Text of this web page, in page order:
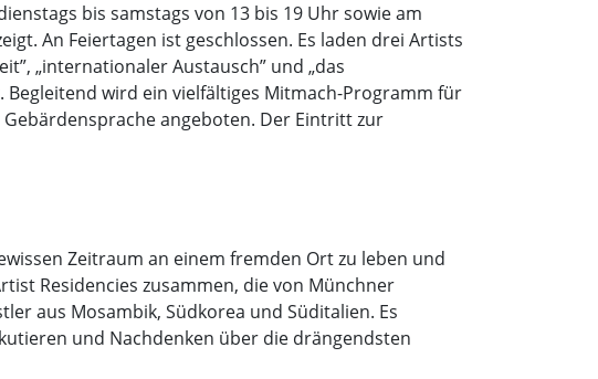
bis samstags von 13 bis 19 Uhr sowie am
An Feiertagen ist geschlossen. Es laden drei Artists
„internationaler Austausch” und „das
wird ein vielfältiges Mitmach-Programm für
angeboten. Der Eintritt zur
Zeitraum an einem fremden Ort zu leben und
Residencies zusammen, die von Münchner
aus Mosambik, Südkorea und Süditalien. Es
und Nachdenken über die drängendsten